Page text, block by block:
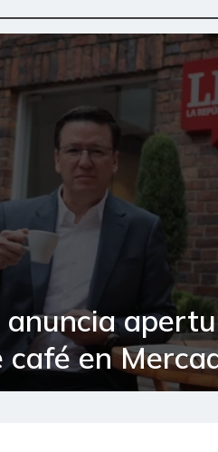
anuncia
café en